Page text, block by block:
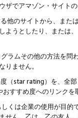
ザでアマゾン・サイト
他のサイトから、ま
ようとしたり、または
ラムその他の方法を
りません。
（star rating）を、全
すすめ度へのリンクを
くは企業の使用が目
せん。乙は、乙の友人